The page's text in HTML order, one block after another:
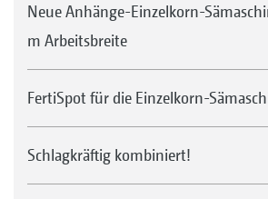
Neue Anhänge-Einzelkorn-
m Arbeitsbreite
FertiSpot für die Einzelkorn-
Schlagkräftig kombiniert!